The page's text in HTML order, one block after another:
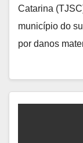
Catarina
município do
por danos